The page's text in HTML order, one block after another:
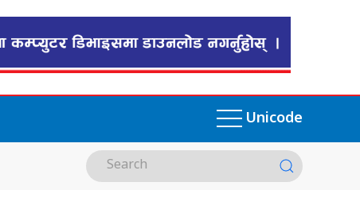
Unicode